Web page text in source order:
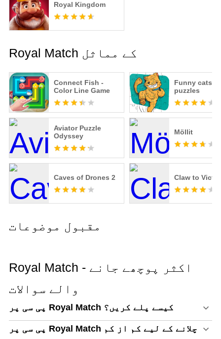
Royal Kingdom
Royal Match کے مماثل
Connect Fish -
Color Line Game
Funny cats
puzzles
Aviator Puzzle
Odyssey
Möllit
Caves of Drones 2 Claw to
مقبول موضوعات
Royal Match - اکثر پوچھے جانے
والے سوالات
پی سی پر Royal Match کیسے پلے کریں؟
پی سی پر Royal Match چلانے کے لیے کم از کم